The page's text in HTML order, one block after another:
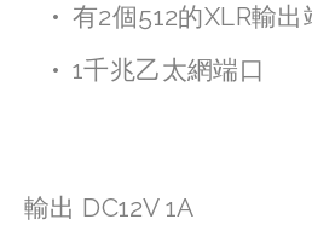
有2個512的XLR輸出
1千兆乙太網端口
輸出 DC12V 1A